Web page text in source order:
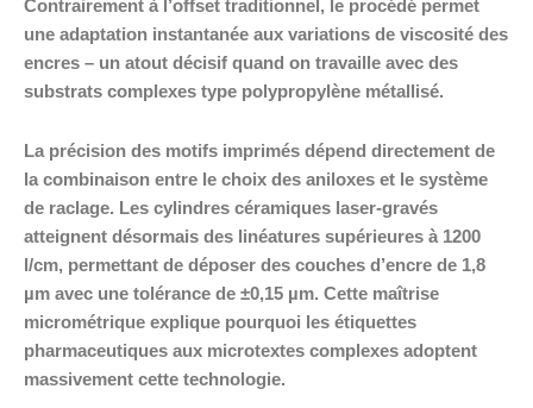
Contrairement à l’offset traditionnel, le procédé permet
une adaptation instantanée aux variations de viscosité des
encres – un atout décisif quand on travaille avec des
substrats complexes type polypropylène métallisé.
La précision des motifs imprimés dépend directement de
la combinaison entre le choix des aniloxes et le système
de raclage. Les cylindres céramiques laser-gravés
atteignent désormais des linéatures supérieures à 1200
l/cm, permettant de déposer des couches d’encre de 1,8
µm avec une tolérance de ±0,15 µm. Cette maîtrise
micrométrique explique pourquoi les étiquettes
pharmaceutiques aux microtextes complexes adoptent
massivement cette technologie.